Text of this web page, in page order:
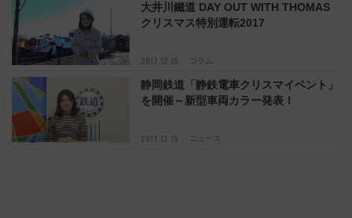
2017.12.15 コラム
大井川鐵道 DAY OUT WITH THOMAS
クリスマス特別運転2017
2017.12.15 ニュース
静岡鉄道「静鉄電車クリスマイベント」
を開催～新型車両カラー発表！